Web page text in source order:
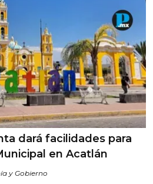
dará facilidades para
en Acatlán
y Gobierno